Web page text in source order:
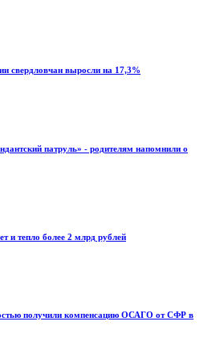
свердловчан выросли на 17,3%
патруль» - родителям напомнили о
и тепло более 2 млрд рублей
получили компенсацию ОСАГО от СФР в